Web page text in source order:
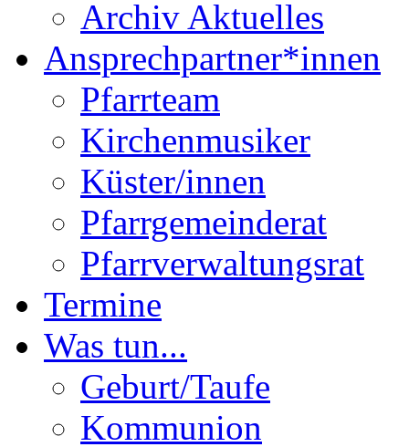
Archiv Aktuelles
Ansprechpartner*innen
Pfarrteam
Kirchenmusiker
Küster/innen
Pfarrgemeinderat
Pfarrverwaltungsrat
Termine
Was tun...
Geburt/Taufe
Kommunion